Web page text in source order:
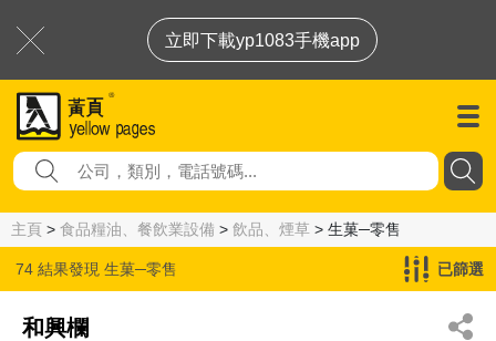
立即下載yp1083手機app
主頁 > 食品糧油、餐飲業設備 > 飲品、煙草 > 生菓─零售
74 結果發現 生菓─零售 已篩選
和興欄